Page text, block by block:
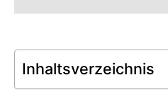
Inhaltsverzeichnis